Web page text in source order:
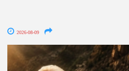
2026-08-09